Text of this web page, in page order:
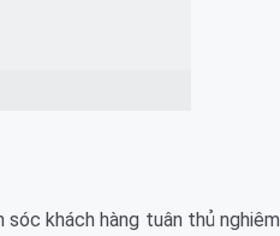
khách hàng tuân thủ nghiêm